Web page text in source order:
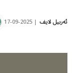
ئەربیل لایف 2025-09-17